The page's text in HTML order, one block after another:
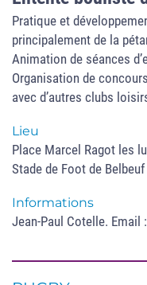
Pratique et
principalement de la
Animation de séances
Organisation de
avec d’autres clubs
Lieu
Place Marcel Ragot les
Stade de Foot de
Informations
Jean-Paul Cotelle.